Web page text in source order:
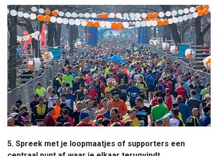
5. Spreek met je loopmaatjes of supporters een